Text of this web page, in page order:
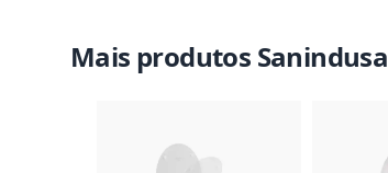
Mais produtos Sanindusa